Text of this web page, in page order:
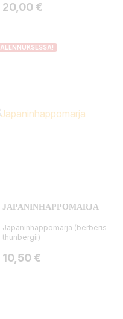
Hinta
20,00 €
ALENNUKSESSA!
JAPANINHAPPOMARJA
Japaninhappomarja (berberis
thunbergii)
Hinta
10,50 €